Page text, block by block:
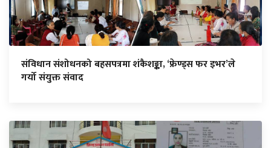
संविधान संशोधनको बहसपत्रमा शंकैशङ्का, ‘फ्रेण्ड्स फर इभर’ले
गर्यो संयुक्त संवाद